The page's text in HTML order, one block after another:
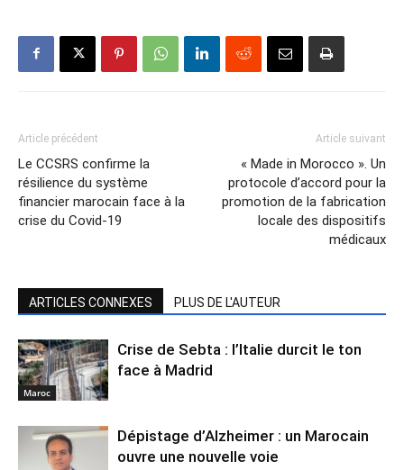
Article précédent
Le CCSRS confirme la
résilience du système
financier marocain face à la
crise du Covid-19
Article suivant
« Made in Morocco ». Un
protocole d’accord pour la
promotion de la fabrication
locale des dispositifs
médicaux
ARTICLES CONNEXES PLUS DE L'AUTEUR
Maroc
Crise de Sebta : l’Italie durcit le ton
face à Madrid
Dépistage d’Alzheimer : un Marocain
ouvre une nouvelle voie